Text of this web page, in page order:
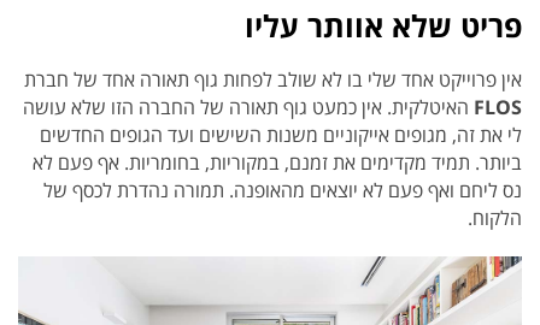
פריט שלא אוותר עליו
אין פרוייקט אחד שלי בו לא שולב לפחות גוף תאורה אחד של חברת
FLOS האיטלקית. אין כמעט גוף תאורה של החברה הזו שלא עושה
לי את זה, מגופים אייקוניים משנות השישים ועד הגופים החדשים
ביותר. תמיד מקדימים את זמנם, במקוריות, בחומריות. אף פעם לא
נס ליחם ואף פעם לא יוצאים מהאופנה. תמורה נהדרת לכסף של
הלקוח.